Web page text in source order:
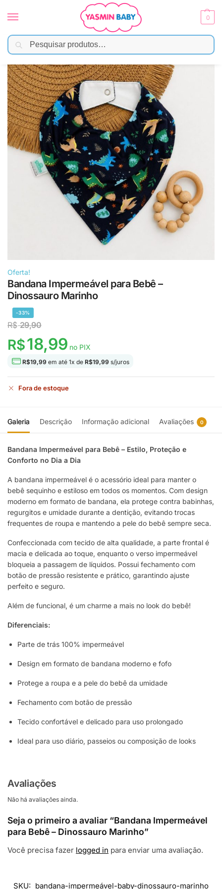
0
Início Moda Bebê / Babador/Bandana
Oferta!
Bandana Impermeável para Bebê –
Dinossauro Marinho
-33%
R$29,90
R$18,99 no PIX
R$19,99 em até 1x de R$19,99 s/juros
Fora de estoque
Galeria Descrição Informação adicional Avaliações 0
Bandana Impermeável para Bebê – Estilo, Proteção e
Conforto no Dia a Dia
A bandana impermeável é o acessório ideal para manter o
bebê sequinho e estiloso em todos os momentos. Com design
moderno em formato de bandana, ela protege contra babinhas,
regurgitos e umidade durante a dentição, evitando trocas
frequentes de roupa e mantendo a pele do bebê sempre seca.
Confeccionada com tecido de alta qualidade, a parte frontal é
macia e delicada ao toque, enquanto o verso impermeável
bloqueia a passagem de líquidos. Possui fechamento com
botão de pressão resistente e prático, garantindo ajuste
perfeito e seguro.
Além de funcional, é um charme a mais no look do bebê!
Diferenciais:
Parte de trás 100% impermeável
Design em formato de bandana moderno e fofo
Protege a roupa e a pele do bebê da umidade
Fechamento com botão de pressão
Tecido confortável e delicado para uso prolongado
Ideal para uso diário, passeios ou composição de looks
Avaliações
Não há avaliações ainda.
Seja o primeiro a avaliar “Bandana Impermeável
para Bebê – Dinossauro Marinho”
Você precisa fazer logged in para enviar uma avaliação.
SKU: bandana-impermeável-baby-dinossauro-marinho